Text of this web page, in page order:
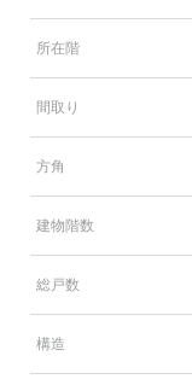
所在階
間取り
方角
建物階数
総戸数
構造